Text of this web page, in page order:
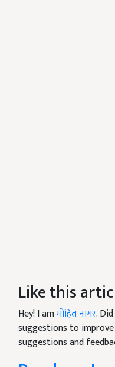
Like this
Hey! I amमोहित नागर.
suggestions to
suggestions and